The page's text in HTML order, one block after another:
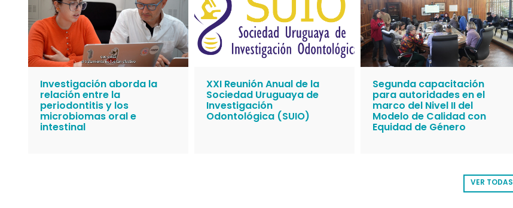
Investigación aborda la
relación entre la
periodontitis y los
microbiomas oral e
intestinal
XXI Reunión Anual de la
Sociedad Uruguaya de
Investigación
Odontológica (SUIO)
Segunda capacitación
para autoridades en el
marco del Nivel II del
Modelo de Calidad con
Equidad de Género
VER TODAS